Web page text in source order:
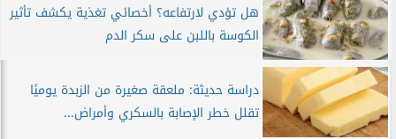
هل تؤدي لارتفاعه؟ أخصائي تغذية يكشف تأثير
الكوسة باللبن على سكر الدم
دراسة حديثة: ملعقة صغيرة من الزبدة يوميًا
تقلل خطر الإصابة بالسكري وأمراض...